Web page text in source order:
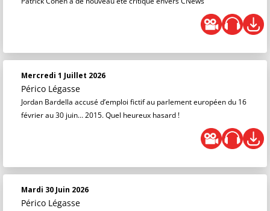
Mercredi 1 Juillet 2026
Périco Légasse
Jordan Bardella accusé d’emploi fictif au parlement européen du 16
février au 30 juin… 2015. Quel heureux hasard !
Mardi 30 Juin 2026
Périco Légasse